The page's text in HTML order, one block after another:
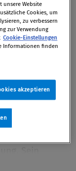
teilen
teilen
im
Deloitte
und
unsere Website
Cookies, um
zu verbessern
zur Verwendung
Cookie-Einstellungen
Informationen finden
akzeptieren